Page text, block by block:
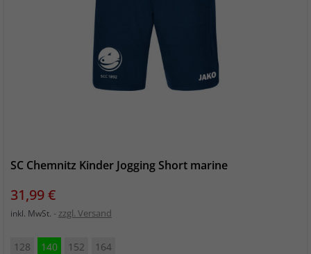
SC Chemnitz Kinder Jogging Short marine
Preis
31,99 €
inkl. MwSt. zzgl. Versand
128 140 152 164